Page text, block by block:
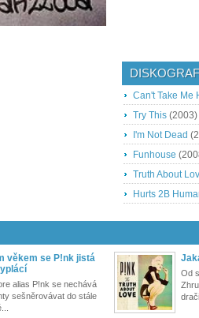
Can't Take Me
Try This (2003)
I'm Not Dead
Funhouse
Truth About
Hurts 2B
věkem se P!nk jistá
alias P!nk se nechává
sešněrovávat do stále
Od